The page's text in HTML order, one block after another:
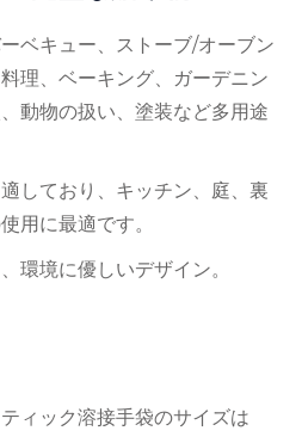
ベキュー、ストーブ/オーブン
理、ベーキング、ガーデニン
動物の扱い、塗装など多用途
しており、キッチン、庭、裏
用に最適です。
環境に優しいデザイン。
ィック溶接手袋のサイズは